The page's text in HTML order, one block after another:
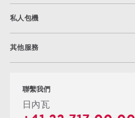
私人包機
其他服務
聯繫我們
日內瓦